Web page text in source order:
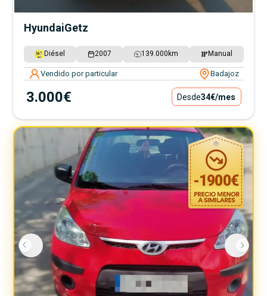
HyundaiGetz
Diésel 2007 139.000 km Manual
Vendido por particular Badajoz
3.000€ Desde34€/mes
-1900€